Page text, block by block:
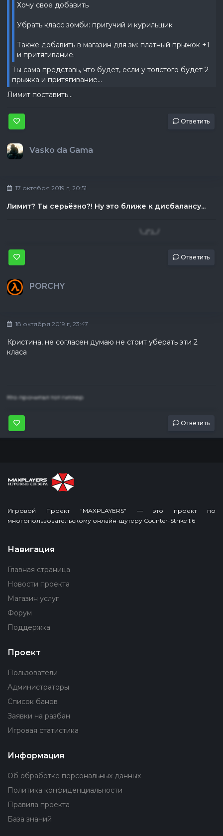
Хочу свое добавить
Убрать класс зомби: пригучий и курильщик
Также добавить в магазин для зм: платный прыжок +1
и притягивание.
Ты сама представь, что будет, если у толстого будет 2
прыжка и притягивание...
Лимит поставить...
Ответить
Vasko da Gama
17 октября 2019 г, 20:51
Лимит? Ты серьёзно?! Ну это ближе к дисбалансу...
\_(",)_/
Ответить
PORCHY
18 октября 2019 г, 23:47
Кристина, не согласен думаю не стоит уберать эти 2
класа
Кто прочитал тот гитлер
Ответить
Игровой Проект "MAXPLAYERS" — это проект по
многопользовательскому онлайн-шутеру Counter-Strike 1.6
Навигация
Главная страница
Новости проекта
Магазин услуг
Форум
Поддержка
Проект
Пользователи
Администраторы
Список банов
Заявки на разбан
Игровая статистика
Информация
Об обработке персональных данных
Политика конфиденциальности
Правила проекта
База знаний